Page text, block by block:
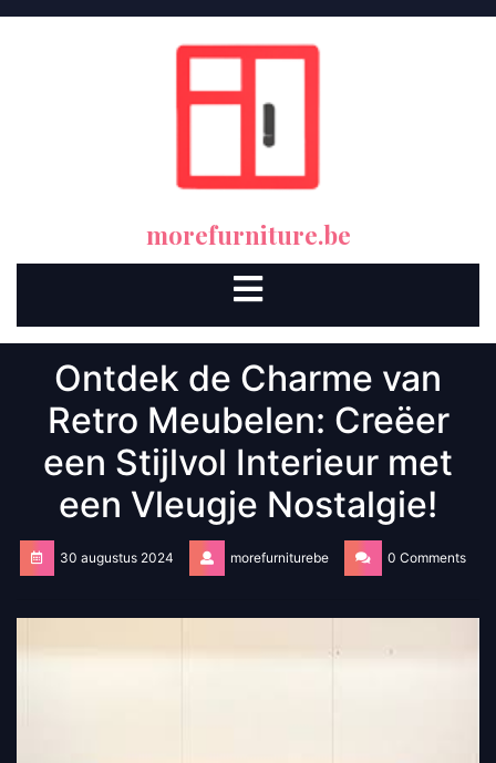
morefurniture.be
Open
Button
Ontdek de Charme van
Retro Meubelen: Creëer
een Stijlvol Interieur met
een Vleugje Nostalgie!
30 augustus 2024 morefurniturebe 0 Comments